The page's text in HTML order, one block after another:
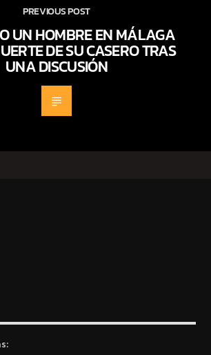
PREVIOUS POST
UN HOMBRE EN MÁLAGA
DE SU CASERO TRAS
UNA DISCUSIÓN